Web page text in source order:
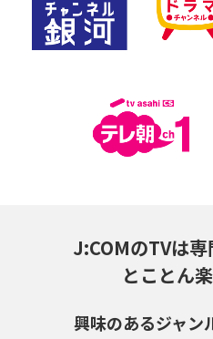
J:COMのTVは
とことん
興味のあるジャン